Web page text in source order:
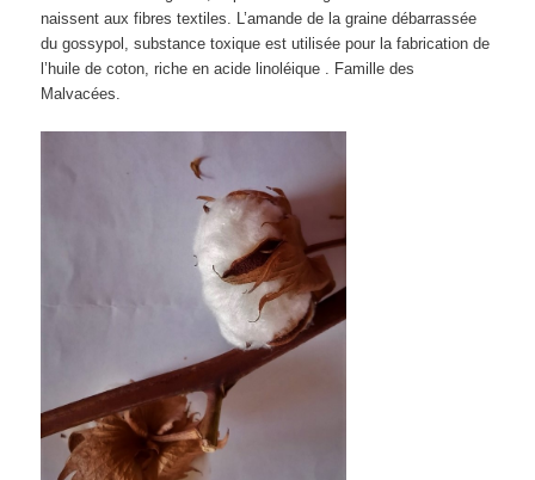
naissent aux fibres textiles. L’amande de la graine débarrassée
du gossypol, substance toxique est utilisée pour la fabrication de
l’huile de coton, riche en acide linoléique . Famille des
Malvacées.